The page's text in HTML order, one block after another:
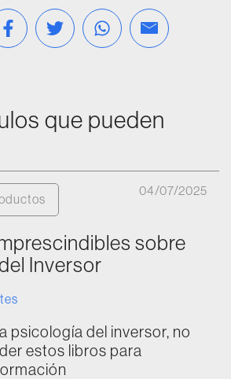
en Linkedin
Compartir en Facebook
Compartir en Twitter
Compartir vía
Compartir
que pueden
04/07/2025
sobre
Inversor
psicología del inversor, no
estos libros para